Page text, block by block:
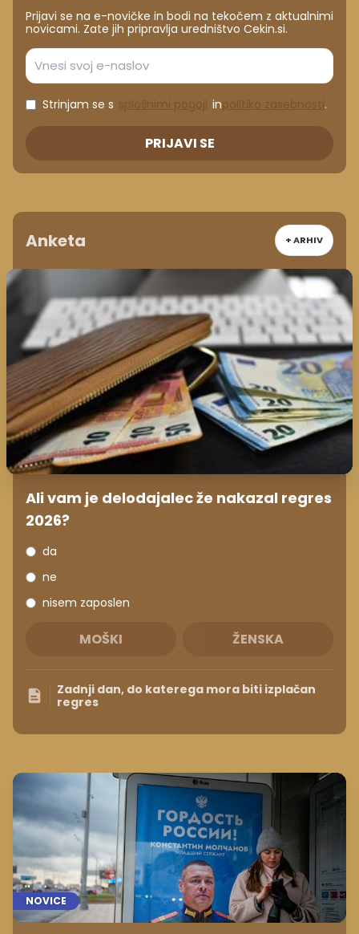
Prijavi se na e-novičke in bodi na tekočem z aktualnimi
novicami. Zate jih pripravlja uredništvo Cekin.si.
Strinjam se s in .
PRIJAVI SE
Anketa + ARHIV
Ali vam je delodajalec že nakazal regres
2026?
da
ne
nisem zaposlen
MOŠKI ŽENSKA
Zadnji dan, do katerega mora biti izplačan
regres
NOVICE